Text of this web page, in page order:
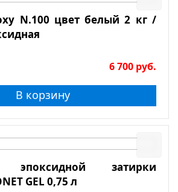
N.100 цвет белый 2 кг /
6 700 руб.
В корзину
эпоксидной затирки
GEL 0,75 л